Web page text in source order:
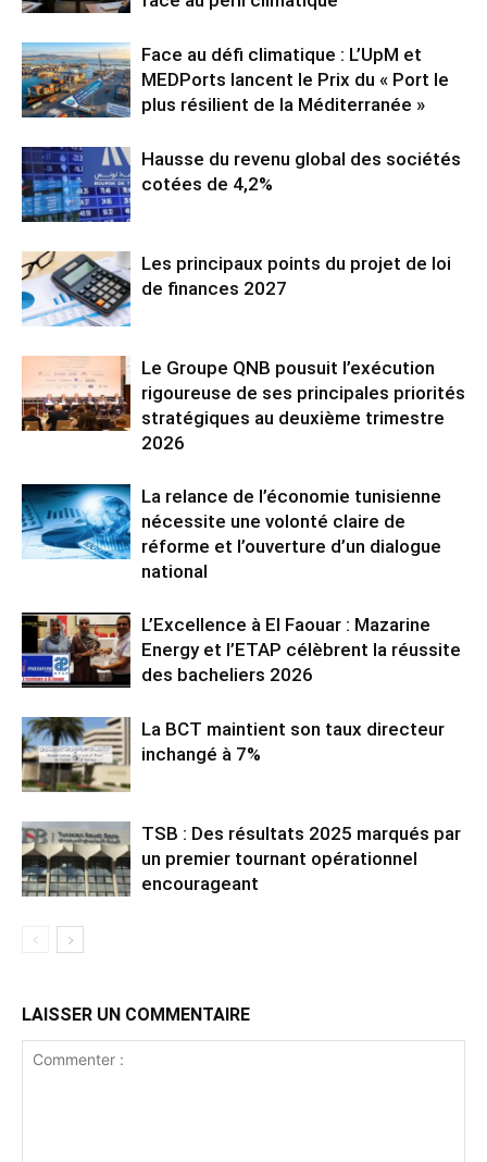
Face au défi climatique : L’UpM et
MEDPorts lancent le Prix du « Port le
plus résilient de la Méditerranée »
Hausse du revenu global des sociétés
cotées de 4,2%
Les principaux points du projet de loi
de finances 2027
Le Groupe QNB pousuit l’exécution
rigoureuse de ses principales priorités
stratégiques au deuxième trimestre
2026
La relance de l’économie tunisienne
nécessite une volonté claire de
réforme et l’ouverture d’un dialogue
national
L’Excellence à El Faouar : Mazarine
Energy et l’ETAP célèbrent la réussite
des bacheliers 2026
La BCT maintient son taux directeur
inchangé à 7%
TSB : Des résultats 2025 marqués par
un premier tournant opérationnel
encourageant
LAISSER UN COMMENTAIRE